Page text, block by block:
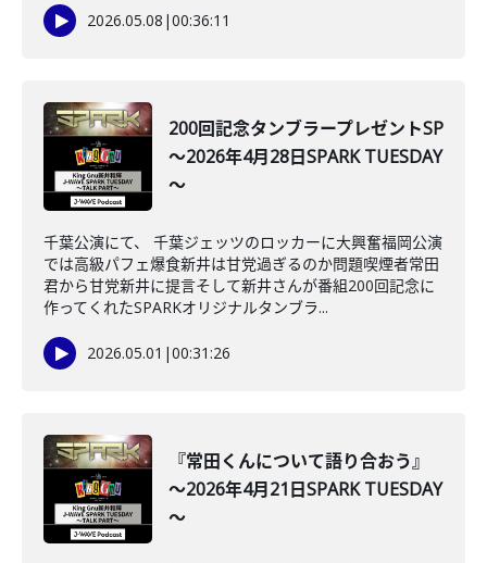
2026.05.08 |00:36:11
200回記念タンブラープレゼントSP
～2026年4月28日SPARK TUESDAY
～
千葉公演にて、 千葉ジェッツのロッカーに大興奮福岡公演
では高級パフェ爆食新井は甘党過ぎるのか問題喫煙者常田
君から甘党新井に提言そして新井さんが番組200回記念に
作ってくれたSPARKオリジナルタンブラ...
2026.05.01 |00:31:26
『常田くんについて語り合おう』
～2026年4月21日SPARK TUESDAY
～